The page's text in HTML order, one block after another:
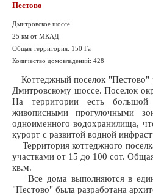
Пестово
Дмитровское шоссе
25 км от МКАД
Общая территория: 150 Га
Количество домовладений: 428
Коттеджный поселок "Пестово"
Дмитровскому шоссе. Поселок
На территории есть
живописными прогулочными
одноименного водохранилища,
курорт с развитой водной
Территория коттеджного
участками от 15 до 100 сот.
кв.м.
Все дома выполняются в
"Пестово" была разработана